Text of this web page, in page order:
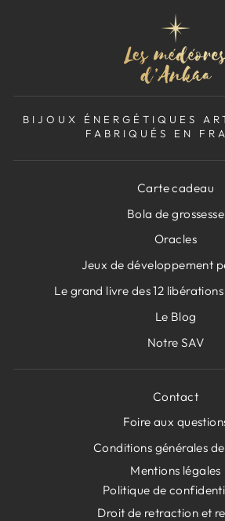
BIJOUX ÉNERGÉTIQUES
FABRIQUÉS EN
Carte cadeau
Bola de grossesse
Oracles
Jeux de développement
Le grand livre des 12
Le Blog
Notre SAV
Contact
Foire aux
Conditions générales
Mentions légales
Politique de
Droit de retraction et